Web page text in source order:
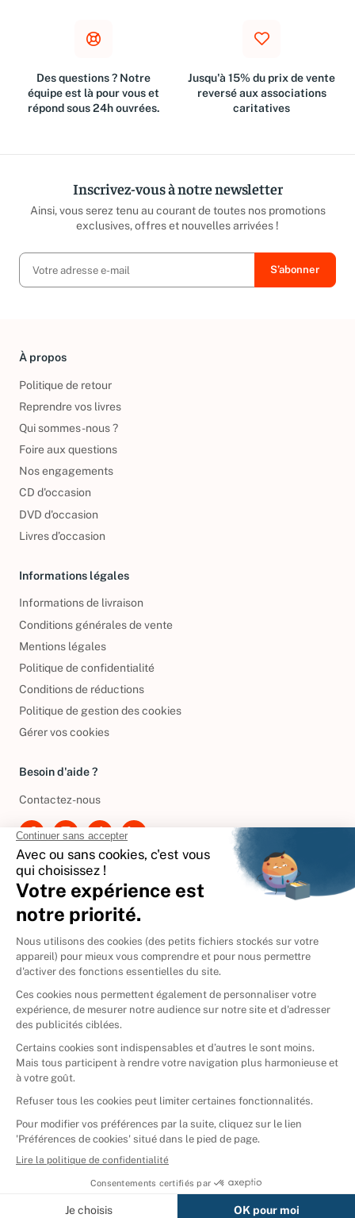
Afficher tous les résultats
Des questions ? Notre
équipe est là pour vous et
répond sous 24h ouvrées.
Jusqu'à 15% du prix de vente
reversé aux associations
caritatives
Inscrivez-vous à notre newsletter
Ainsi, vous serez tenu au courant de toutes nos promotions
exclusives, offres et nouvelles arrivées !
À propos
Politique de retour
Reprendre vos livres
Qui sommes-nous ?
Foire aux questions
Nos engagements
CD d'occasion
DVD d'occasion
Livres d’occasion
Informations légales
Informations de livraison
Conditions générales de vente
Mentions légales
Politique de confidentialité
Conditions de réductions
Politique de gestion des cookies
Gérer vos cookies
Besoin d'aide ?
Contactez-nous
International
🇪🇸 Espagne
🇩🇪Allemagne
🇮🇹 Italie